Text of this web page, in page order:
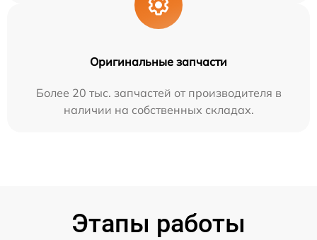
Оригинальные запчасти
Более 20 тыс. запчастей от производителя в
наличии на собственных складах.
Этапы работы